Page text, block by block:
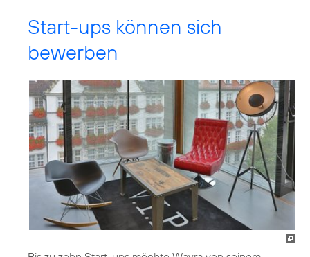
Start-ups können sich
bewerben